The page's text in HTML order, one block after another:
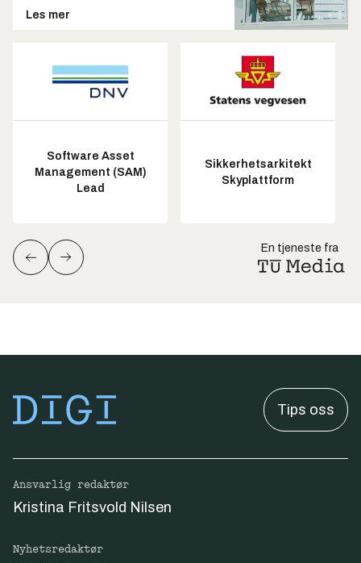
Les mer
Software Asset
Management (SAM)
Lead
Sikkerhetsarkitekt
Skyplattform
En tjeneste fra
Tips oss
Ansvarlig redaktør
Kristina Fritsvold Nilsen
Nyhetsredaktør